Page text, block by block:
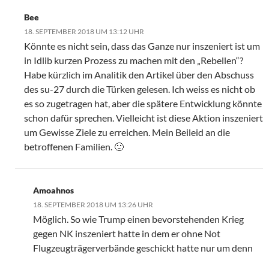
Bee
18. SEPTEMBER 2018 UM 13:12 UHR
Könnte es nicht sein, dass das Ganze nur inszeniert ist um
in Idlib kurzen Prozess zu machen mit den „Rebellen“?
Habe kürzlich im Analitik den Artikel über den Abschuss
des su-27 durch die Türken gelesen. Ich weiss es nicht ob
es so zugetragen hat, aber die spätere Entwicklung könnte
schon dafür sprechen. Vielleicht ist diese Aktion inszeniert
um Gewisse Ziele zu erreichen. Mein Beileid an die
betroffenen Familien. 🙁
Amoahnos
18. SEPTEMBER 2018 UM 13:26 UHR
Möglich. So wie Trump einen bevorstehenden Krieg
gegen NK inszeniert hatte in dem er ohne Not
Flugzeugträgerverbände geschickt hatte nur um denn